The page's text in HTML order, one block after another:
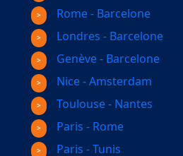
Rome - Barcelone
Londres - Barcelone
Genève - Barcelone
Nice - Amsterdam
Toulouse - Nantes
Paris - Rome
Paris - Tunis